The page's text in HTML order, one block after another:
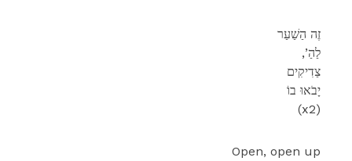
זֶה הַשַׁעַר
,’לַהַ
צַדִיקִים
יָבֹאוּ בוֹ
(x2)
Open, open up